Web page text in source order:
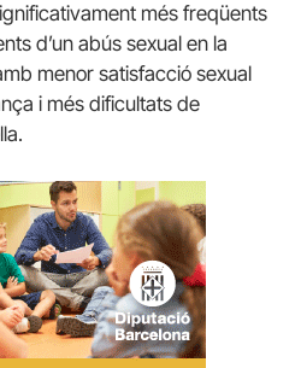
més freqüents
d’un abús sexual en la
menor satisfacció sexual
i més dificultats de